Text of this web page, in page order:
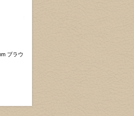
ブラウ